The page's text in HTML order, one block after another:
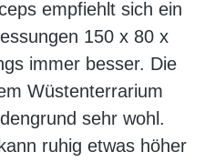
empfiehlt sich ein
150 x 80 x
immer besser. Die
Wüstenterrarium
sehr wohl.
ruhig etwas höher